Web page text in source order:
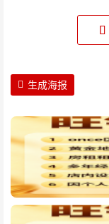
生成海报